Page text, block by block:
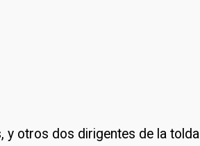
y otros dos dirigentes de la tolda